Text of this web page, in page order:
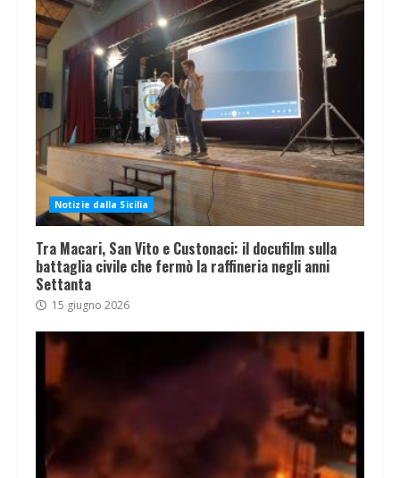
Notizie dalla Sicilia
Tra Macari, San Vito e Custonaci: il docufilm sulla
battaglia civile che fermò la raffineria negli anni
Settanta
15 giugno 2026